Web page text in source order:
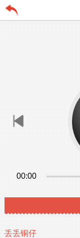
00:00
丢丢铜仔